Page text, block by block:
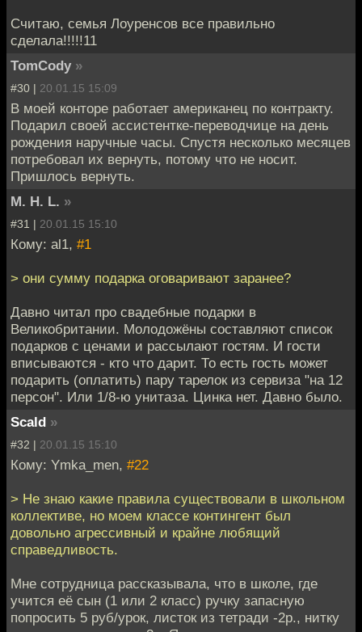
Считаю, семья Лоуренсов все правильно
сделала!!!!!11
TomCody »
#30 | 20.01.15 15:09
В моей конторе работает американец по контракту.
Подарил своей ассистентке-переводчице на день
рождения наручные часы. Спустя несколько месяцев
потребовал их вернуть, потому что не носит.
Пришлось вернуть.
M. H. L. »
#31 | 20.01.15 15:10
Кому: al1, #1
> они сумму подарка оговаривают заранее?
Давно читал про свадебные подарки в
Великобритании. Молодожёны составляют список
подарков с ценами и рассылают гостям. И гости
вписываются - кто что дарит. То есть гость может
подарить (оплатить) пару тарелок из сервиза "на 12
персон". Или 1/8-ю унитаза. Цинка нет. Давно было.
Scald »
#32 | 20.01.15 15:10
Кому: Ymka_men, #22
> Не знаю какие правила существовали в школьном
коллективе, но моем классе контингент был
довольно агрессивный и крайне любящий
справедливость.
Мне сотрудница рассказывала, что в школе, где
учится её сын (1 или 2 класс) ручку запасную
попросить 5 руб/урок, листок из тетради -2р., нитку